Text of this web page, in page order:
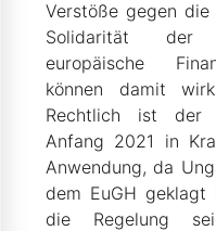
Verstöße gegen
Solidarität der
europäische
können damit
Rechtlich ist der
Anfang 2021 in
Anwendung, da
dem EuGH
die Regelung